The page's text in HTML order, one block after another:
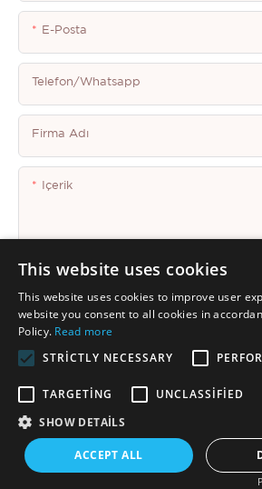
E-Posta
Telefon/whatsapp
Firma Adı
Içerik
Şimdi Soruşturma
Telif hakkı © 2025 Shenzhen Thincen
www.thincen.com | Site Haritası
This website uses cookies
This website uses cookies to improve user
website you consent to all cookies in
Policy. Read more
STRICTLY NECESSARY
TARGETING
UNCLASSIFIED
SHOW DETAILS
ACCEPT ALL